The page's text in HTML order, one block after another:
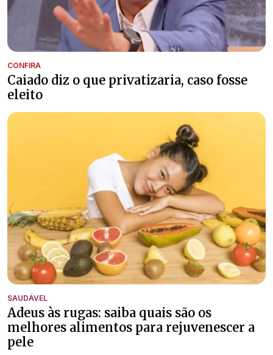
CONFIRA
Caiado diz o que privatizaria, caso fosse
eleito
SAUDÁVEL
Adeus às rugas: saiba quais são os
melhores alimentos para rejuvenescer a
pele